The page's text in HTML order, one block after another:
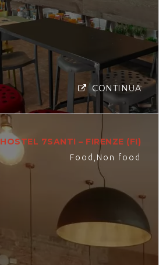
CONTINUA
HOSTEL 7SANTI – FIRENZE (FI)
Food , Non food